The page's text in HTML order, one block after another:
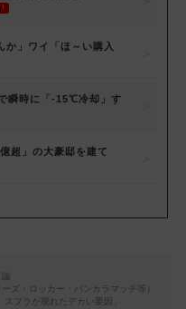
か」ワイ「ほ～い購入
瞬時に「-15℃冷却」す
超」の大豪邸を建て
論
ズ・ロッカー・バンカラマッチ等）
プラが廃れたデカい要因」